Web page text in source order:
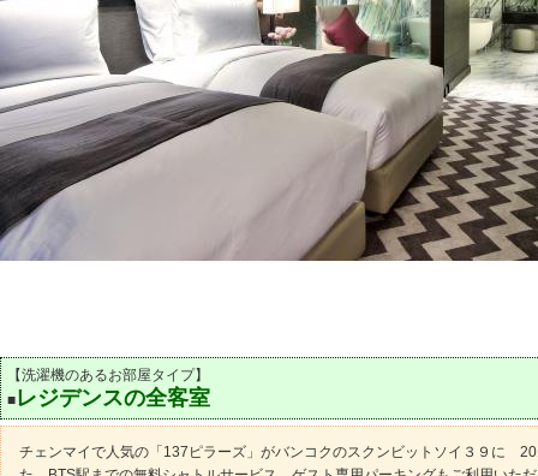
【洗濯機のあるお部屋タイプ】
■レジデンスの全客室
チェンマイで人気の「137ピラーズ」がバンコクのスクンビットソイ３９に